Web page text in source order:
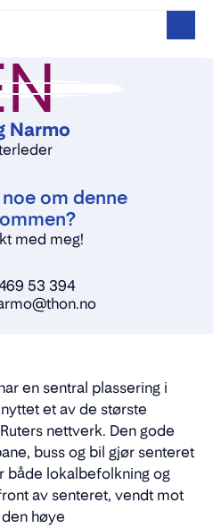
om denne
med meg!
Narmo
53 394
en sentral plassering i
et av de største
nettverk. Den gode
buss og bil gjør senteret
både lokalbefolkning og
av senteret, vendt mot
høye